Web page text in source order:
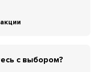
с выбором?